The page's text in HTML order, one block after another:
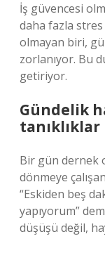
İş güvencesi
daha fazla stres
olmayan biri,
zorlanıyor. Bu
getiriyor.
Gündelik
tanıklıklar
Bir gün dernek
dönmeye
“Eskiden beş
yapıyorum”
düşüşü değil,